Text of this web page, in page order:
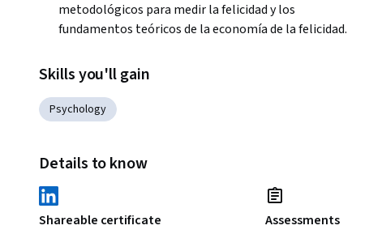
metodológicos para medir la felicidad y los
fundamentos teóricos de la economía de la felicidad.
Skills you'll gain
Psychology
Details to know
Shareable certificate Assessments